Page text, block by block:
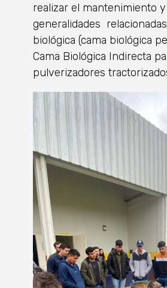
realizar el mantenimiento
generalidades
biológica (cama biológica
Cama Biológica Indirecta
pulverizadores